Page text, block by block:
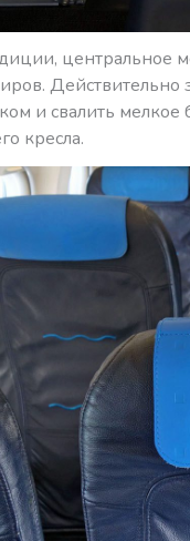
центральное
Действительно
и свалить
кресла.